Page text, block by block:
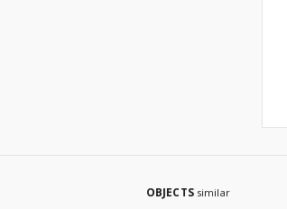
OBJECTS similar